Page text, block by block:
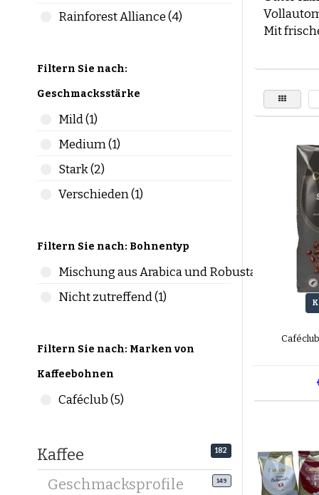
Rainforest Alliance (4)
Filtern Sie nach:
Geschmacksstärke
Mild (1)
Medium (1)
Stark (2)
Verschieden (1)
Filtern Sie nach: Bohnentyp
Mischung aus Arabica und Robusta (5)
Nicht zutreffend (1)
Filtern Sie nach: Marken von
Kaffeebohnen
Caféclub (5)
Kaffee 182
Geschmacksprofile 149
Mit
Suchst
Nutze
Arabica
Die
die
Arabica
Welche
Nicht